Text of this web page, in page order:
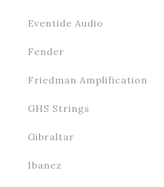
Eventide Audio
Fender
Friedman Amplification
GHS Strings
Gibraltar
Ibanez